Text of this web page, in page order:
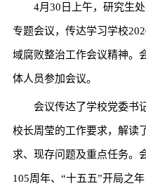
4月30日上午，研究生
专题会议，传达学习学校
域腐败整治工作会议精神。
体人员参加会议。
会议传达了学校党委书
校长周莹的工作要求，解读
求、现存问题及重点任务。
105周年、“十五五”开局之